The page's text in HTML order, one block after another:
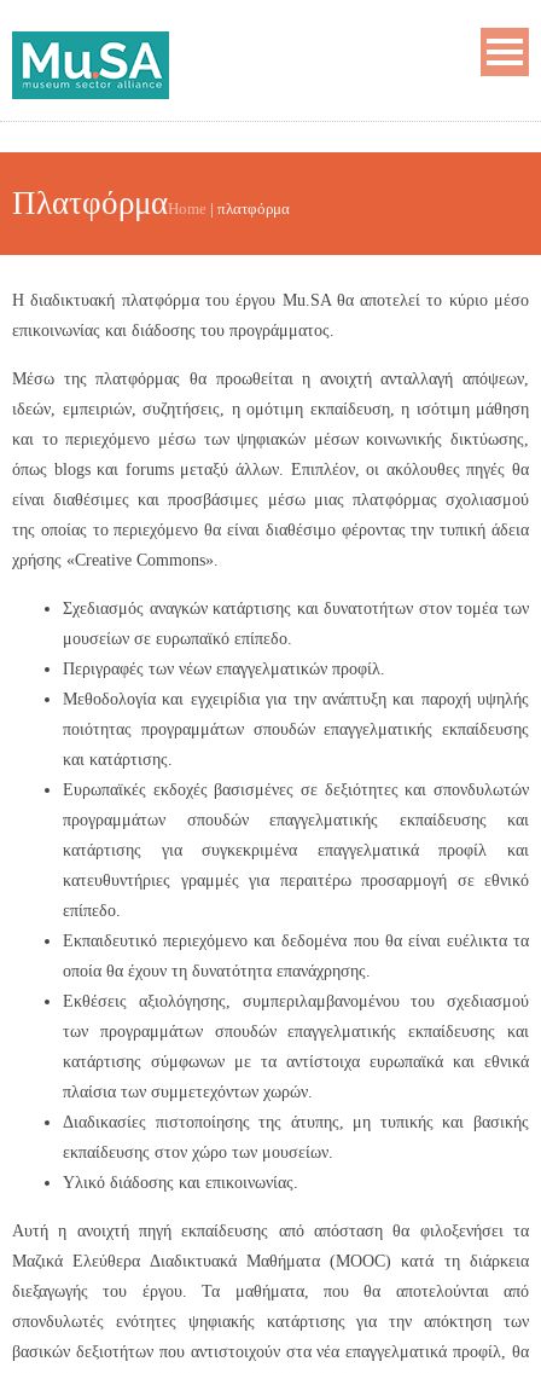
ΠλατφόρμαHome | πλατφόρμα
Η διαδικτυακή πλατφόρμα του έργου Mu.SA θα αποτελεί το κύριο μέσο
επικοινωνίας και διάδοσης του προγράμματος.
Μέσω της πλατφόρμας θα προωθείται η ανοιχτή ανταλλαγή απόψεων,
ιδεών, εμπειριών, συζητήσεις, η ομότιμη εκπαίδευση, η ισότιμη μάθηση
και το περιεχόμενο μέσω των ψηφιακών μέσων κοινωνικής δικτύωσης,
όπως blogs και forums μεταξύ άλλων. Επιπλέον, οι ακόλουθες πηγές θα
είναι διαθέσιμες και προσβάσιμες μέσω μιας πλατφόρμας σχολιασμού
της οποίας το περιεχόμενο θα είναι διαθέσιμο φέροντας την τυπική άδεια
χρήσης «Creative Commons».
Σχεδιασμός αναγκών κατάρτισης και δυνατοτήτων στον τομέα των
μουσείων σε ευρωπαϊκό επίπεδο.
Περιγραφές των νέων επαγγελματικών προφίλ.
Μεθοδολογία και εγχειρίδια για την ανάπτυξη και παροχή υψηλής
ποιότητας προγραμμάτων σπουδών επαγγελματικής εκπαίδευσης
και κατάρτισης.
Ευρωπαϊκές εκδοχές βασισμένες σε δεξιότητες και σπονδυλωτών
προγραμμάτων σπουδών επαγγελματικής εκπαίδευσης και
κατάρτισης για συγκεκριμένα επαγγελματικά προφίλ και
κατευθυντήριες γραμμές για περαιτέρω προσαρμογή σε εθνικό
επίπεδο.
Εκπαιδευτικό περιεχόμενο και δεδομένα που θα είναι ευέλικτα τα
οποία θα έχουν τη δυνατότητα επανάχρησης.
Εκθέσεις αξιολόγησης, συμπεριλαμβανομένου του σχεδιασμού
των προγραμμάτων σπουδών επαγγελματικής εκπαίδευσης και
κατάρτισης σύμφωνων με τα αντίστοιχα ευρωπαϊκά και εθνικά
πλαίσια των συμμετεχόντων χωρών.
Διαδικασίες πιστοποίησης της άτυπης, μη τυπικής και βασικής
εκπαίδευσης στον χώρο των μουσείων.
Υλικό διάδοσης και επικοινωνίας.
Αυτή η ανοιχτή πηγή εκπαίδευσης από απόσταση θα φιλοξενήσει τα
Μαζικά Ελεύθερα Διαδικτυακά Μαθήματα (MOOC) κατά τη διάρκεια
διεξαγωγής του έργου. Τα μαθήματα, που θα αποτελούνται από
σπονδυλωτές ενότητες ψηφιακής κατάρτισης για την απόκτηση των
βασικών δεξιοτήτων που αντιστοιχούν στα νέα επαγγελματικά προφίλ, θα